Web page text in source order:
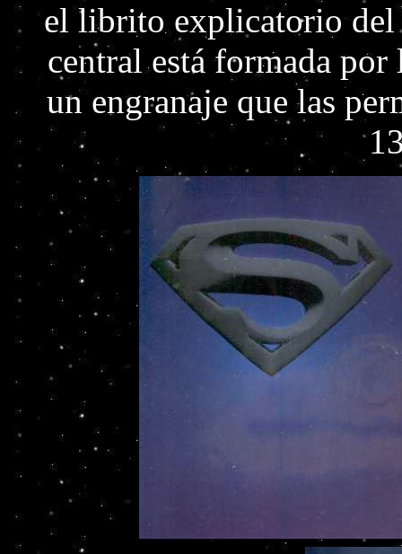
el librito explicatorio del
central está formada
un engranaje que las